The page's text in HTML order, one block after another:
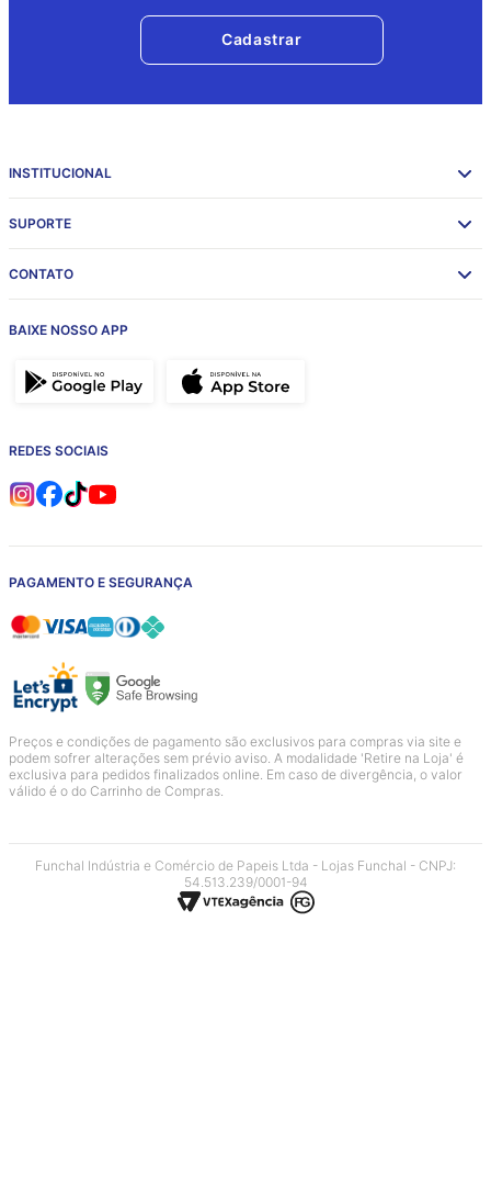
Cadastrar
INSTITUCIONAL
SUPORTE
CONTATO
BAIXE NOSSO APP
REDES SOCIAIS
PAGAMENTO E SEGURANÇA
Preços e condições de pagamento são exclusivos para compras via site e
podem sofrer alterações sem prévio aviso. A modalidade 'Retire na Loja' é
exclusiva para pedidos finalizados online. Em caso de divergência, o valor
válido é o do Carrinho de Compras.
Funchal Indústria e Comércio de Papeis Ltda - Lojas Funchal - CNPJ:
54.513.239/0001-94